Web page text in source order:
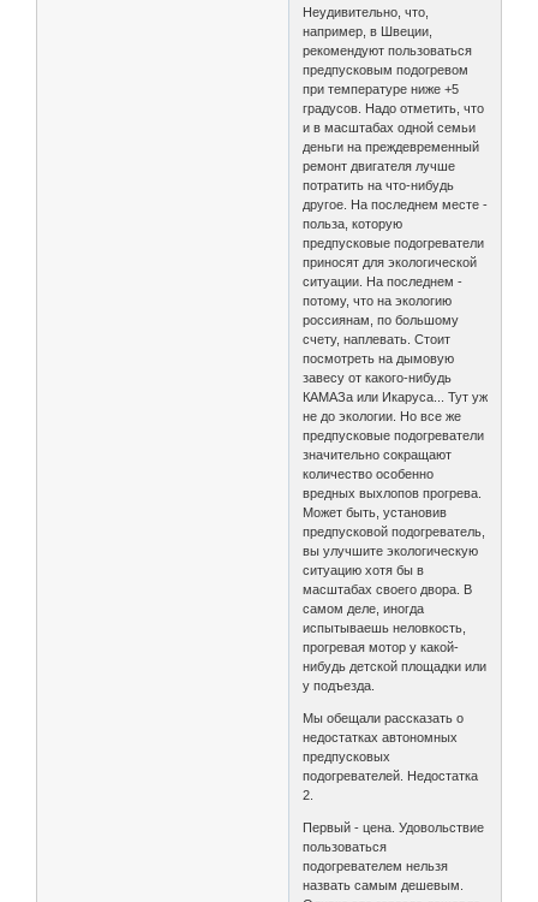
Неудивительно, что,
например, в Швеции,
рекомендуют пользоваться
предпусковым подогревом
при температуре ниже +5
градусов. Надо отметить, что
и в масштабах одной семьи
деньги на преждевременный
ремонт двигателя лучше
потратить на что-нибудь
другое. На последнем месте -
польза, которую
предпусковые подогреватели
приносят для экологической
ситуации. На последнем -
потому, что на экологию
россиянам, по большому
счету, наплевать. Стоит
посмотреть на дымовую
завесу от какого-нибудь
КАМАЗа или Икаруса... Тут уж
не до экологии. Но все же
предпусковые подогреватели
значительно сокращают
количество особенно
вредных выхлопов прогрева.
Может быть, установив
предпусковой подогреватель,
вы улучшите экологическую
ситуацию хотя бы в
масштабах своего двора. В
самом деле, иногда
испытываешь неловкость,
прогревая мотор у какой-
нибудь детской площадки или
у подъезда.
Мы обещали рассказать о
недостатках автономных
предпусковых
подогревателей. Недостатка
2.
Первый - цена. Удовольствие
пользоваться
подогревателем нельзя
назвать самым дешевым.